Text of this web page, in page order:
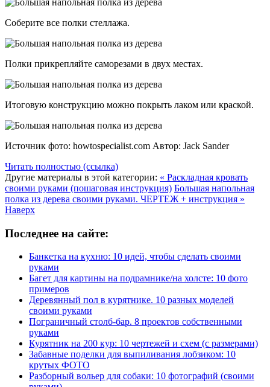
Соберите все полки стеллажа.
Полки прикрепляйте саморезами в двух местах.
Итоговую конструкцию можно покрыть лаком или краской.
Источник фото: howtospecialist.com Автор: Jack Sander
Читать полностью (ссылка)
Другие материалы в этой категории: « Раскладная кровать
своими руками (пошаговая инструкция) Большая напольная
полка из дерева своими руками. ЧЕРТЕЖ + инструкция »
Наверх
Последнее на сайте:
Банкетка на кухню: 10 идей, чтобы сделать своими
руками
Багет для картины на подрамнике/на холсте: 10 фото
примеров
Деревянный пол в курятнике. 10 разных моделей
своими руками
Пограничный столб-бар. 8 проектов собственными
руками
Курятник на 200 кур: 10 чертежей и схем (с размерами)
Забавные поделки для выпиливания лобзиком: 10
крутых ФОТО
Разборный вольер для собаки: 10 фотографий (своими